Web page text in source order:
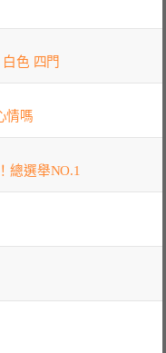
色 四門
情嗎
總選舉NO.1